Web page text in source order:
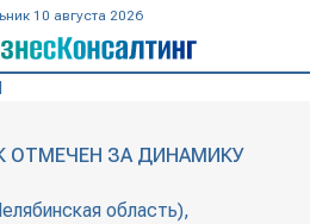
10 августа 2026
ЗА ДИНАМИКУ
область),